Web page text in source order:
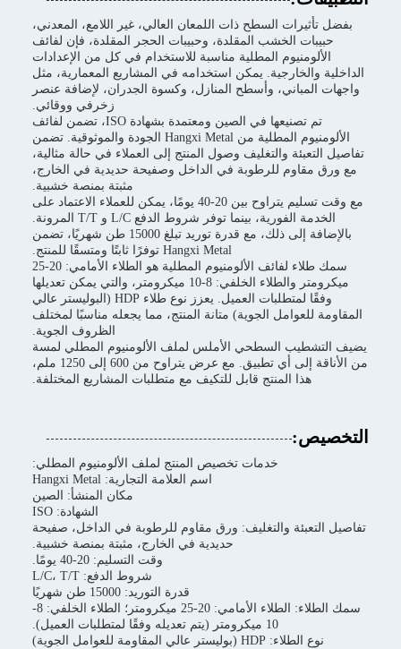
بفضل تأثيرات السطح ذات اللمعان العالي، غير اللامع، المعدني،
حبيبات الخشب المقلدة، وحبيبات الحجر المقلدة، فإن لفائف
الألومنيوم المطلية مناسبة للاستخدام في كل من الإعدادات
الداخلية والخارجية. يمكن استخدامه في المشاريع المعمارية، مثل
واجهات المباني، وأسطح المنازل، وكسوة الجدران، لإضافة عنصر
زخرفي ووقائي.
تم تصنيعها في الصين ومعتمدة بشهادة ISO، تضمن لفائف
الألومنيوم المطلية من Hangxi Metal الجودة والموثوقية. تضمن
تفاصيل التعبئة والتغليف وصول المنتج إلى العملاء في حالة مثالية،
مع ورق مقاوم للرطوبة في الداخل وصفيحة حديدية في الخارج،
مثبتة بمنصة خشبية.
مع وقت تسليم يتراوح بين 20-40 يومًا، يمكن للعملاء الاعتماد على
الخدمة الفورية، بينما توفر شروط الدفع L/C و T/T المرونة.
بالإضافة إلى ذلك، مع قدرة توريد تبلغ 15000 طن شهريًا، تضمن
Hangxi Metal توفرًا ثابتًا ومتسقًا للمنتج.
سمك طلاء لفائف الألومنيوم المطلية هو الطلاء الأمامي: 20-25
ميكرومتر والطلاء الخلفي: 8-10 ميكرومتر، والتي يمكن تعديلها
وفقًا لمتطلبات العميل. يعزز نوع طلاء HDP (البوليستر عالي
المقاومة للعوامل الجوية) متانة المنتج، مما يجعله مناسبًا لمختلف
الظروف الجوية.
يضيف التشطيب السطحي الأملس لملف الألومنيوم المطلي لمسة
من الأناقة إلى أي تطبيق. مع عرض يتراوح من 600 إلى 1250 ملم،
هذا المنتج قابل للتكيف مع متطلبات المشاريع المختلفة.
التخصيص:
خدمات تخصيص المنتج لملف الألومنيوم المطلي:
اسم العلامة التجارية: Hangxi Metal
مكان المنشأ: الصين
الشهادة: ISO
تفاصيل التعبئة والتغليف: ورق مقاوم للرطوبة في الداخل، صفيحة
حديدية في الخارج، مثبتة بمنصة خشبية.
وقت التسليم: 20-40 يومًا.
شروط الدفع: L/C، T/T
قدرة التوريد: 15000 طن شهريًا
سمك الطلاء: الطلاء الأمامي: 20-25 ميكرومتر؛ الطلاء الخلفي: 8-
10 ميكرومتر (يتم تعديله وفقًا لمتطلبات العميل).
نوع الطلاء: HDP (بوليستر عالي المقاومة للعوامل الجوية)